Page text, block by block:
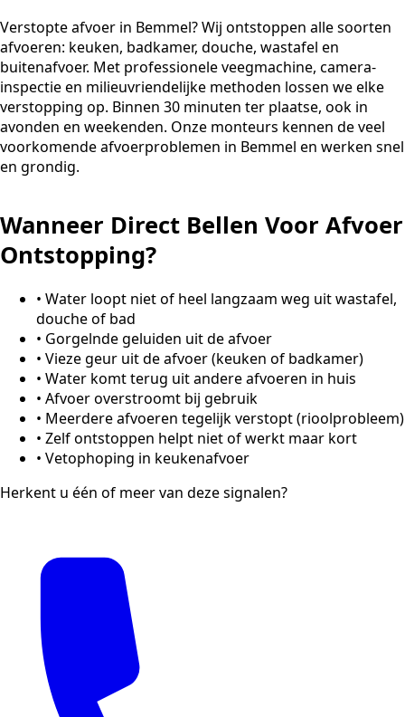
Verstopte afvoer in Bemmel? Wij ontstoppen alle soorten
afvoeren: keuken, badkamer, douche, wastafel en
buitenafvoer. Met professionele veegmachine, camera-
inspectie en milieuvriendelijke methoden lossen we elke
verstopping op. Binnen 30 minuten ter plaatse, ook in
avonden en weekenden. Onze monteurs kennen de veel
voorkomende afvoerproblemen in Bemmel en werken snel
en grondig.
Wanneer Direct Bellen Voor Afvoer
Ontstopping?
• Water loopt niet of heel langzaam weg uit wastafel,
douche of bad
• Gorgelnde geluiden uit de afvoer
• Vieze geur uit de afvoer (keuken of badkamer)
• Water komt terug uit andere afvoeren in huis
• Afvoer overstroomt bij gebruik
• Meerdere afvoeren tegelijk verstopt (rioolprobleem)
• Zelf ontstoppen helpt niet of werkt maar kort
• Vetophoping in keukenafvoer
Herkent u één of meer van deze signalen?